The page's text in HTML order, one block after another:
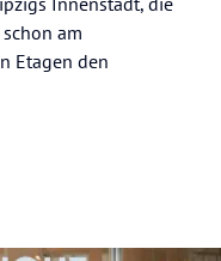
am
Etagen den